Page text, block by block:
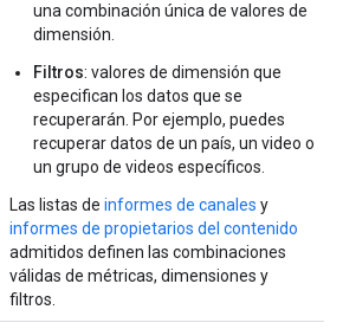
una combinación única de valores de
dimensión.
Filtros: valores de dimensión que
especifican los datos que se
recuperarán. Por ejemplo, puedes
recuperar datos de un país, un video o
un grupo de videos específicos.
Las listas de informes de canales y
informes de propietarios del contenido
admitidos definen las combinaciones
válidas de métricas, dimensiones y
filtros.